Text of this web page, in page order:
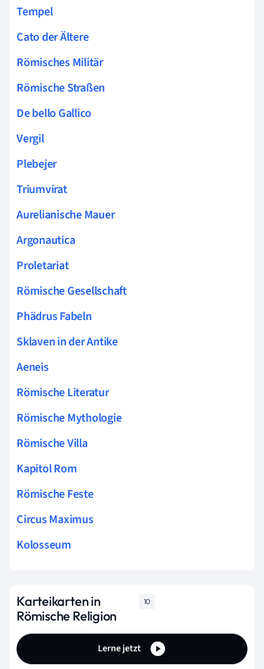
Tempel
Cato der Ältere
Römisches Militär
Römische Straßen
De bello Gallico
Vergil
Plebejer
Triumvirat
Aurelianische Mauer
Argonautica
Proletariat
Römische Gesellschaft
Phädrus Fabeln
Sklaven in der Antike
Aeneis
Römische Literatur
Römische Mythologie
Römische Villa
Kapitol Rom
Römische Feste
Circus Maximus
Kolosseum
Karteikarten in
Römische Religion
10
Lerne jetzt